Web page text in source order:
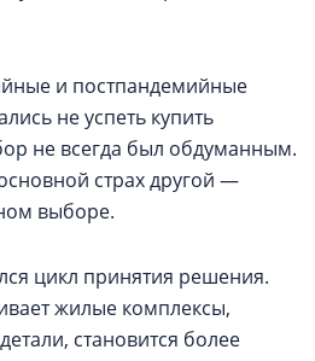
и постпандемийные
не успеть купить
не всегда был обдуманным.
страх другой —
выборе.
цикл принятия решения.
жилые комплексы,
становится более